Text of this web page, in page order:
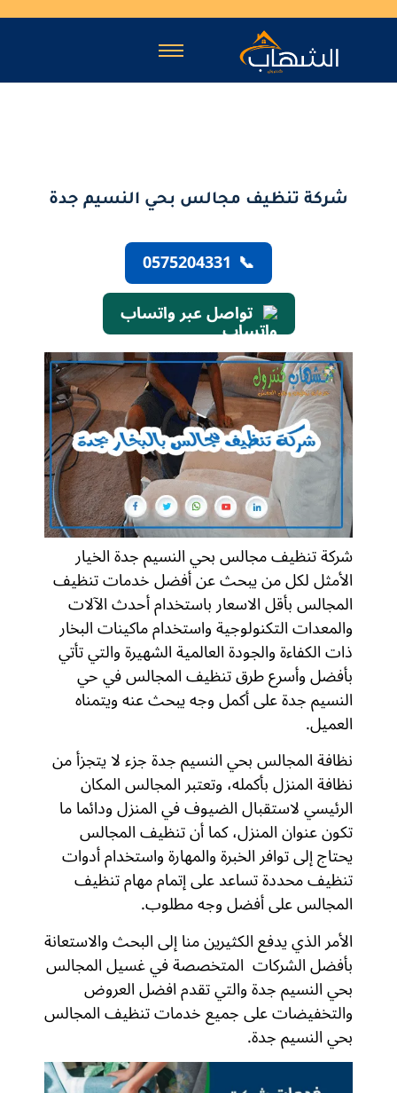
شركة تنظيف مجالس بحي النسيم جدة
📞
0575204331
تواصل عبر واتساب
شركة تنظيف مجالس بحي النسيم جدة الخيار
الأمثل لكل من يبحث عن أفضل خدمات تنظيف
المجالس بأقل الاسعار باستخدام أحدث الآلات
والمعدات التكنولوجية واستخدام ماكينات البخار
ذات الكفاءة والجودة العالمية الشهيرة والتي تأتي
بأفضل وأسرع طرق تنظيف المجالس في حي
النسيم جدة على أكمل وجه يبحث عنه ويتمناه
العميل.
نظافة المجالس بحي النسيم جدة جزء لا يتجزأ من
نظافة المنزل بأكمله، وتعتبر المجالس المكان
الرئيسي لاستقبال الضيوف في المنزل ودائما ما
تكون عنوان المنزل، كما أن تنظيف المجالس
يحتاج إلى توافر الخبرة والمهارة واستخدام أدوات
تنظيف محددة تساعد على إتمام مهام تنظيف
المجالس على أفضل وجه مطلوب.
الأمر الذي يدفع الكثيرين منا إلى البحث والاستعانة
بأفضل الشركات المتخصصة في غسيل المجالس
بحي النسيم جدة والتي تقدم افضل العروض
والتخفيضات على جميع خدمات تنظيف المجالس
بحي النسيم جدة.